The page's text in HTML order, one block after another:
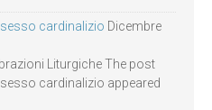
cardinalizio Dicembre
Liturgiche The post
cardinalizio appeared